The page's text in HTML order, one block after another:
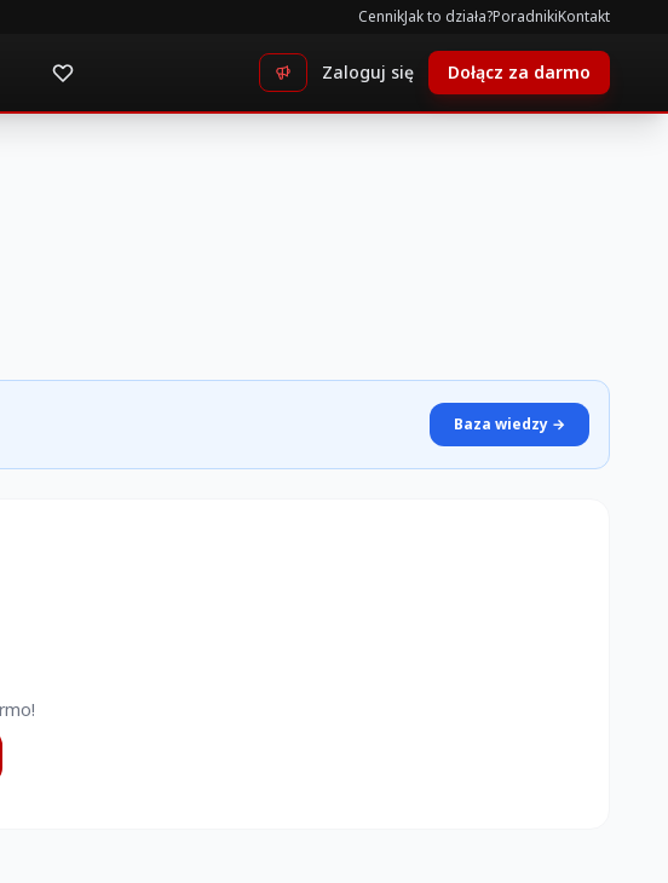
CennikJak to działa?PoradnikiKontakt
Zaloguj się Dołącz za darmo
Baza wiedzy →